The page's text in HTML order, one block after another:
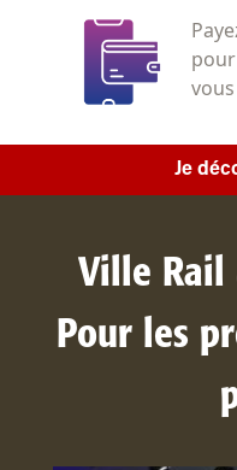
Je
Ville Rail
Pour les